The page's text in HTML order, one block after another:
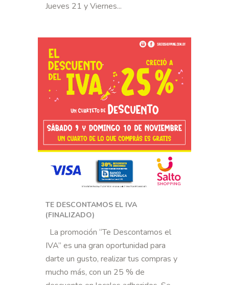
Jueves 21 y Viernes...
TE DESCONTAMOS EL IVA
(FINALIZADO)
La promoción “Te Descontamos el
IVA” es una gran oportunidad para
darte un gusto, realizar tus compras y
mucho más, con un 25 % de